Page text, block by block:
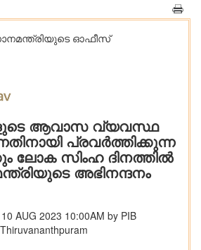
ഓഫീസ്‌
ആവാസ വ്യവസ്ഥ
പ്രവർത്തിക്കുന്ന
ലോക സിംഹ ദിനത്തിൽ
അഭിനന്ദനം
10 AUG 2023 10:00AM by PIB
Thiruvananthpuram